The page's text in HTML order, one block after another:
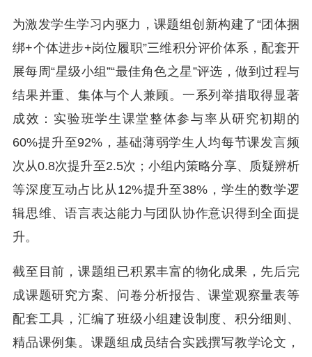
为激发学生学习内驱力，课题组创新构建了“团体捆
绑+个体进步+岗位履职”三维积分评价体系，配套开
展每周“星级小组”“最佳角色之星”评选，做到过程与
结果并重、集体与个人兼顾。一系列举措取得显著
成效：实验班学生课堂整体参与率从研究初期的
60%提升至92%，基础薄弱学生人均每节课发言频
次从0.8次提升至2.5次；小组内策略分享、质疑辨析
等深度互动占比从12%提升至38%，学生的数学逻
辑思维、语言表达能力与团队协作意识得到全面提
升。
截至目前，课题组已积累丰富的物化成果，先后完
成课题研究方案、问卷分析报告、课堂观察量表等
配套工具，汇编了班级小组建设制度、积分细则、
精品课例集。课题组成员结合实践撰写教学论文，